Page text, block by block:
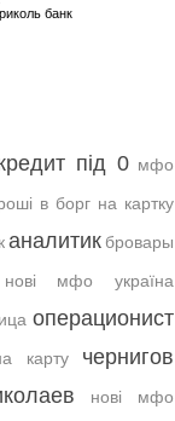
банк
під 0 мфо
в борг на картку
аналитик бровары
нові мфо україна
операционист
карту чернигов
нові мфо